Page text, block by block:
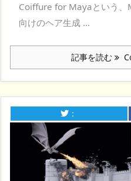
Coiffure for Mayaという、
向けのヘア生成 ...
記事を読む
：